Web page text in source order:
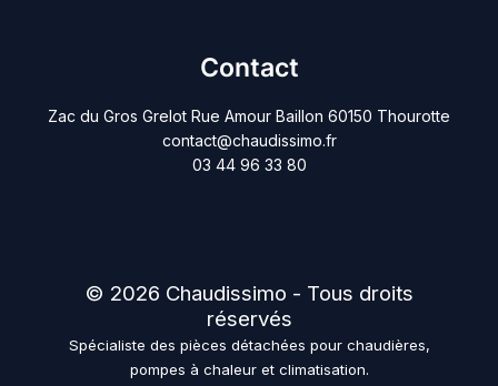
Contact
Zac du Gros Grelot Rue Amour Baillon 60150 Thourotte
contact@chaudissimo.fr
03 44 96 33 80
© 2026 Chaudissimo - Tous droits
réservés
Spécialiste des pièces détachées pour chaudières,
pompes à chaleur et climatisation.